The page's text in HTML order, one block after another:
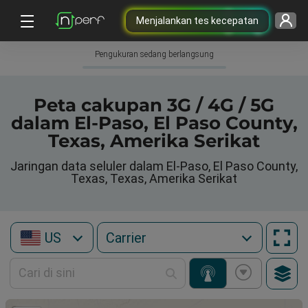
Menjalankan tes kecepatan
Pengukuran sedang berlangsung
Peta cakupan 3G / 4G / 5G
dalam El-Paso, El Paso County,
Texas, Amerika Serikat
Jaringan data seluler dalam El-Paso, El Paso County,
Texas, Texas, Amerika Serikat
US